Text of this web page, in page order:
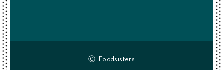
Ⓒ Foodsisters